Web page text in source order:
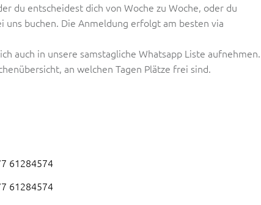
du entscheidest dich von Woche zu Woche, oder du
uns buchen. Die Anmeldung erfolgt am besten via
auch in unsere samstagliche Whatsapp Liste aufnehmen.
an welchen Tagen Plätze frei sind.
61284574
61284574